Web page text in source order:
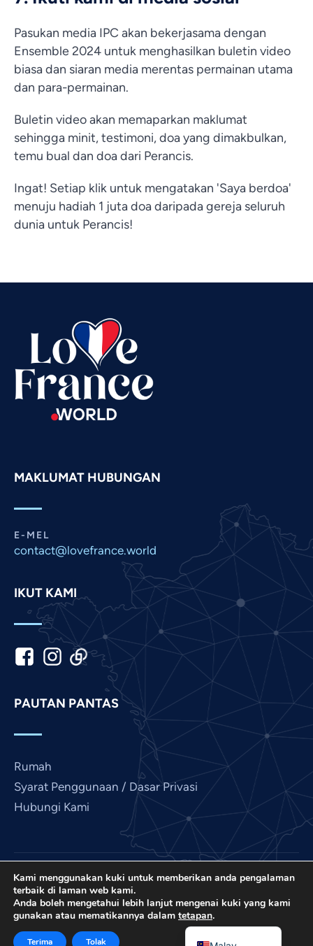
Pasukan media IPC akan bekerjasama dengan
Ensemble 2024 untuk menghasilkan buletin video
biasa dan siaran media merentas permainan utama
dan para-permainan.
Buletin video akan memaparkan maklumat
sehingga minit, testimoni, doa yang dimakbulkan,
temu bual dan doa dari Perancis.
Ingat! Setiap klik untuk mengatakan 'Saya berdoa'
menuju hadiah 1 juta doa daripada gereja seluruh
dunia untuk Perancis!
MAKLUMAT HUBUNGAN
E-MEL
contact@lovefrance.world
IKUT KAMI
PAUTAN PANTAS
Rumah
Syarat Penggunaan / Dasar Privasi
Hubungi Kami
Love France ialah projek International Prayer
Connect, EIN bukan untung AS 501 (C) (3): 85-
3845307.
© 2026. Hak cipta terpelihara. Tapak oleh
IPC Media
Kami menggunakan kuki untuk memberikan anda pengalaman
terbaik di laman web kami.
Anda boleh mengetahui lebih lanjut mengenai kuki yang kami
gunakan atau mematikannya dalam tetapan.
Terima Tolak
English
Afrikaans
Arabic
Bengali
Finnish
French
German
Indonesian
Italian
Kannada
Korean
Marathi
Nepali
Vietnamese